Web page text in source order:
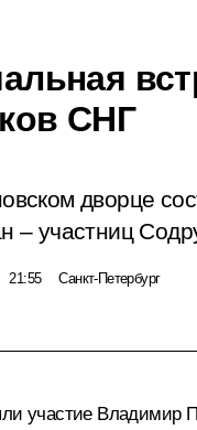
СНГ
дворце
– участниц
21:55 Санкт-Петербург
участие Владимир